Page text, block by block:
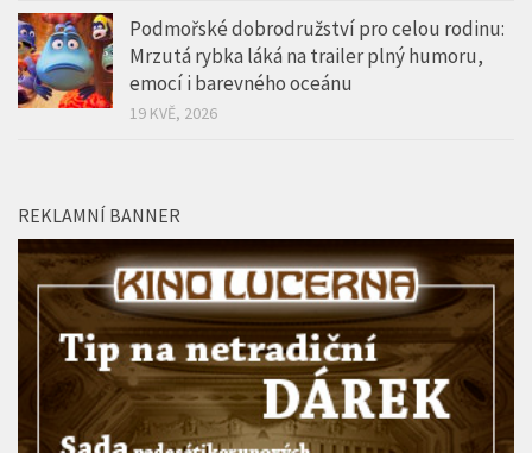
Podmořské dobrodružství pro celou rodinu:
Mrzutá rybka láká na trailer plný humoru,
emocí i barevného oceánu
19 KVĚ, 2026
REKLAMNÍ BANNER